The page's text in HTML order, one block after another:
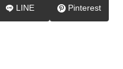
LINE Pinterest